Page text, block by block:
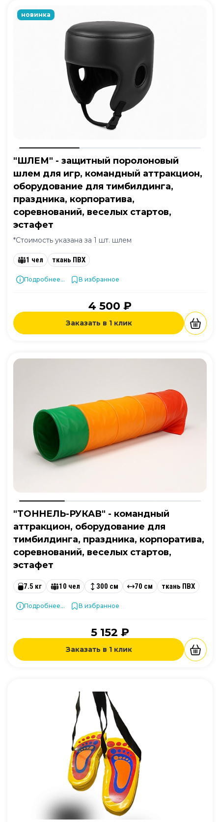
новинка
"ШЛЕМ" - защитный поролоновый
шлем для игр, командный аттракцион,
оборудование для тимбилдинга,
праздника, корпоратива,
соревнований, веселых стартов,
эстафет
*Стоимость указана за 1 шт. шлем
1 чел ткань ПВХ
Подробнее... В избранное
4 500 ₽
Заказать в 1 клик
"ТОННЕЛЬ-РУКАВ" - командный
аттракцион, оборудование для
тимбилдинга, праздника, корпоратива,
соревнований, веселых стартов,
эстафет
7.5 кг 10 чел 300 см 70 см ткань ПВХ
Подробнее... В избранное
5 152 ₽
Заказать в 1 клик